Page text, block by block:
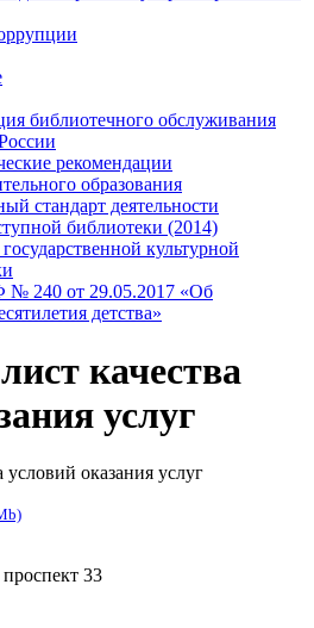
библиотечного обслуживания
рекомендации
образования
стандарт деятельности
библиотеки (2014)
культурной
№ 240 от 29.05.2017 «Об
детства»
качества
услуг
оказания услуг
33